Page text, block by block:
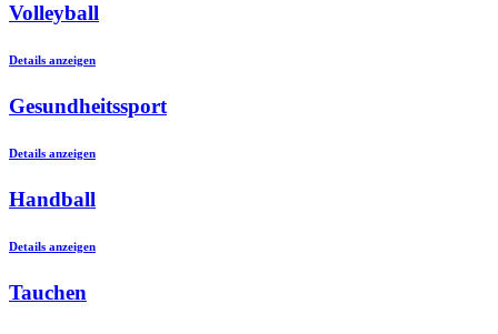
Volleyball
Details anzeigen
Gesundheitssport
Details anzeigen
Handball
Details anzeigen
Tauchen